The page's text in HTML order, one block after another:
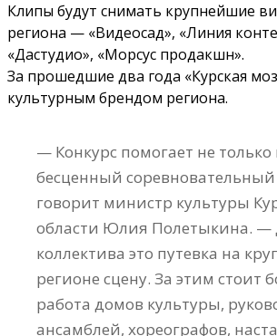
Клипы будут снимать крупнейшие
региона — «Видеосад», «Линия
«Дастудио», «Морсус продакшн».
За прошедшие два года «Курская
культурным брендом региона.
— Конкурс помогает не
бесценный
говорит министр культуры
области Юлия Полетыкина. —
коллектива это путевка на
регионе сцену. За этим стоит
работа домов культуры,
ансамблей, хореографов,